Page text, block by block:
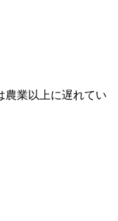
農業以上に遅れてい